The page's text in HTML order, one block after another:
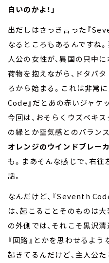
白いのかよ！」
出だしはさっき言った『
なるところもあるんですね
人公の女性が、異国の只中に
荷物を抱えながら、ドタバ
ろから始まる。これは非常
Code』だとあの赤いジャケ
今回は、おそらくウズベキ
の緑とか空気感とのバラン
オレンジのウインドブレー
も。まあそんな感じで、右
話。
なんだけど、『Seventh
は、起こることそのものは
の外側では、それこそ黒沢清
『回路』とかを思わせるよ
起きてるんだけど、主人公